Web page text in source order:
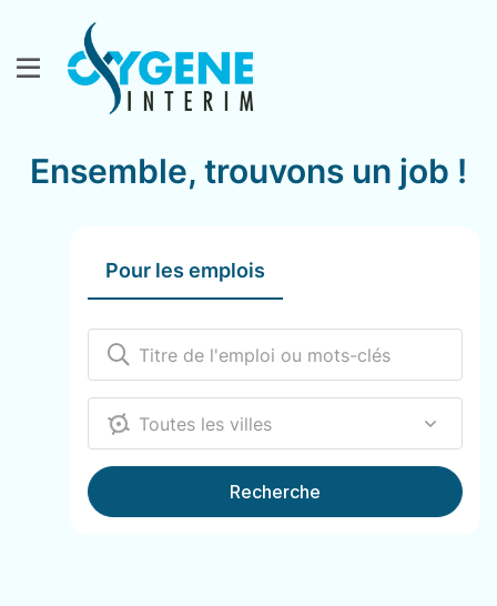
Ensemble, trouvons un job !
Pour les emplois
12000
Recherche